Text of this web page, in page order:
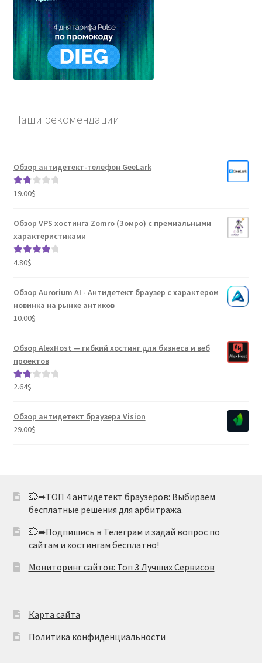
Наши рекомендации
Обзор антидетект-телефон GeeLark
Оце
1.80
19.00$
Обзор VPS хостинга Zomro (Зомро) с премиальными
характеристиками
Оценка
4.80$
Обзор Aurorium AI - Антидетект браузер с характером
новинка на рынке антиков
10.00$
Обзор AlexHost — гибкий хостинг для бизнеса и веб
проектов
Оце
1.80
2.64$
Обзор антидетект браузера Vision
29.00$
💥➦ТОП 4 антидетект браузеров: Выбираем
бесплатные решения для арбитража.
💥➦Подпишись в Телеграм и задай вопрос по
сайтам и хостингам бесплатно!
Мониторинг сайтов: Топ 3 Лучших Сервисов
Карта сайта
Политика конфиденциальности